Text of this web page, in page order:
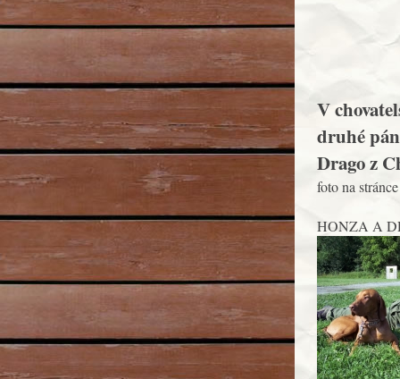
V
druhé
Drago z
foto na
HONZA A